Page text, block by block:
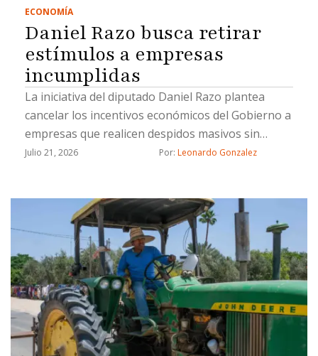
ECONOMÍA
Daniel Razo busca retirar
estímulos a empresas
incumplidas
La iniciativa del diputado Daniel Razo plantea
cancelar los incentivos económicos del Gobierno a
empresas que realicen despidos masivos sin
previo aviso o incumplan de forma reiterada con
Julio 21, 2026 Por: Leonardo Gonzalez